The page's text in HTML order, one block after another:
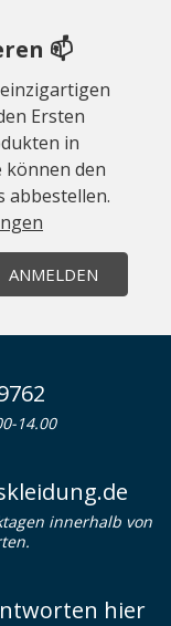
📫
Ersten
in
können den
abbestellen.
ANMELDEN
14.00
innerhalb von
hier